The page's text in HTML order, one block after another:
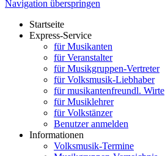
Navigation überspringen
Startseite
Express-Service
für Musikanten
für Veranstalter
für Musikgruppen-Vertreter
für Volksmusik-Liebhaber
für musikantenfreundl. Wirte
für Musiklehrer
für Volkstänzer
Benutzer anmelden
Informationen
Volksmusik-Termine